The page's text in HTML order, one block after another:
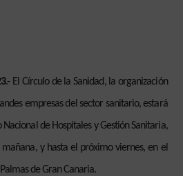
.- El Círculo de la Sanidad, la organización
empresas del sector sanitario, estará
Nacional de Hospitales y Gestión Sanitaria,
y hasta el próximo viernes, en el
de Gran Canaria.